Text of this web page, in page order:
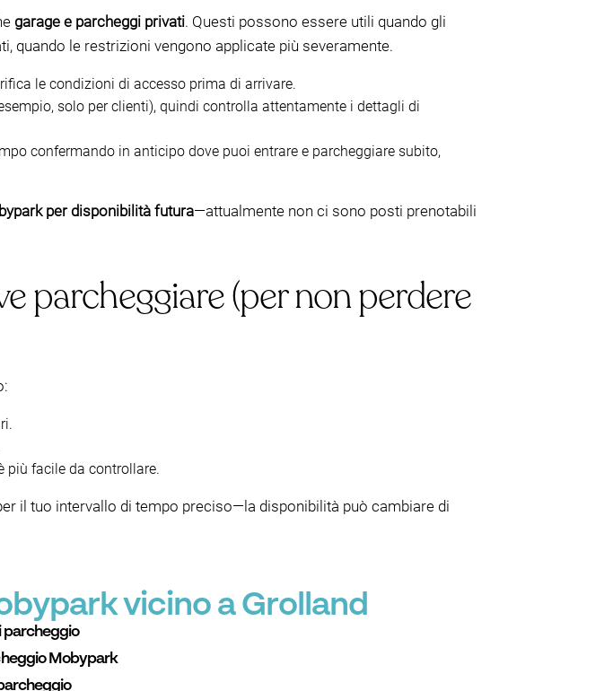
garage e parcheggi privati. Questi possono essere utili quando gli
quando le restrizioni vengono applicate più severamente.
le condizioni di accesso prima di arrivare.
solo per clienti), quindi controlla attentamente i dettagli di
confermando in anticipo dove puoi entrare e parcheggiare subito,
per disponibilità futura—attualmente non ci sono posti prenotabili
parcheggiare (per non perdere
più facile da controllare.
il tuo intervallo di tempo preciso—la disponibilità può cambiare di
vicino a Grolland
parcheggio
Mobypark